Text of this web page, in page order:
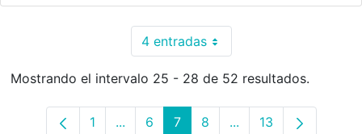
4 entradasPor página
Mostrando el intervalo 25 - 28 de 52 resultados.
Página
1 ...Páginas intermedias Use TAB para
Página
6 Página
7 Página
8 ...Páginas intermedias
Página
13